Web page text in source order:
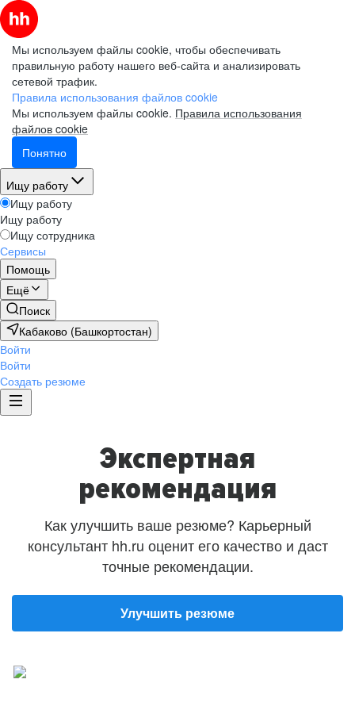
Мы используем файлы cookie, чтобы обеспечивать
правильную работу нашего веб-сайта и анализировать
сетевой трафик.
Правила использования файлов cookie
Мы используем файлы cookie. Правила использования
файлов cookie
Понятно
Ищу работу
Ищу работу
Ищу работу
Ищу сотрудника
Сервисы
Помощь
Ещё
Поиск
Кабаково (Башкортостан)
Войти
Войти
Создать резюме
Экспертная
рекомендация
Как улучшить ваше резюме? Карьерный
консультант hh.ru оценит его качество и даст
точные рекомендации.
Улучшить резюме